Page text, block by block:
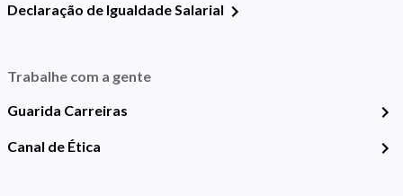
Declaração de Igualdade Salarial
Trabalhe com a gente
Guarida Carreiras
Canal de Ética